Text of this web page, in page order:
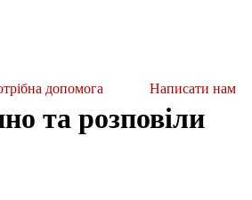
допомога Написати нам
та розповіли